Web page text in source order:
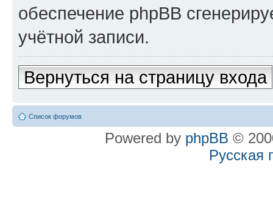
обеспечение phpBB
учётной записи.
Вернуться на страницу входа
Список форумов
Powered by phpBB ©
Русская